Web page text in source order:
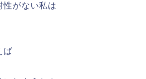
性がない私は
ば